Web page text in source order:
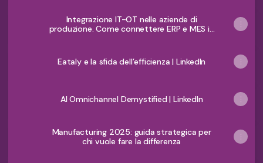
Integrazione IT-OT nelle aziende di
produzione. Come connettere ERP e MES in
Eataly e la sfida dell’efficienza | LinkedIn
AI Omnichannel Demystified | LinkedIn
Manufacturing 2025: guida strategica per
chi vuole fare la differenza